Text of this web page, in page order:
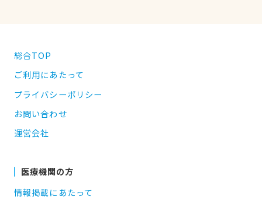
総合TOP
ご利用にあたって
プライバシーポリシー
お問い合わせ
運営会社
医療機関の方
情報掲載にあたって